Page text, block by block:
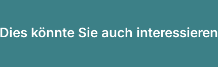
Dies könnte Sie auch interessieren